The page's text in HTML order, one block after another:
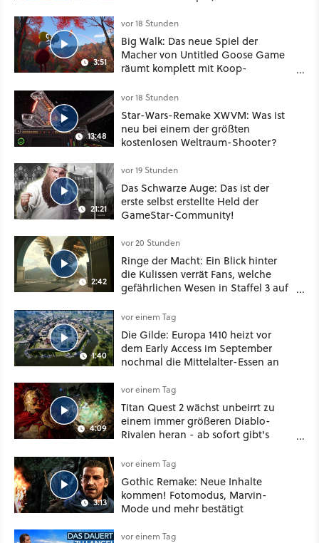
3:51
vor 18 Stunden
Big Walk: Das neue Spiel der
Macher von Untitled Goose Game
räumt komplett mit Koop-
13:48
vor 18 Stunden
Star-Wars-Remake XWVM: Was ist
neu bei einem der größten
kostenlosen Weltraum-Shooter?
21:21
vor 19 Stunden
Das Schwarze Auge: Das ist der
erste selbst erstellte Held der
GameStar-Community!
2:42
vor 20 Stunden
Ringe der Macht: Ein Blick hinter
die Kulissen verrät Fans, welche
gefährlichen Wesen in Staffel 3 auf
1:40
vor einem Tag
Die Gilde: Europa 1410 heizt vor
dem Early Access im September
nochmal die Mittelalter-Essen an
4:09
vor einem Tag
Titan Quest 2 wächst unbeirrt zu
einem immer größeren Diablo-
Rivalen heran - ab sofort gibt's
Klasse
3:13
vor einem Tag
Gothic Remake: Neue Inhalte
kommen! Fotomodus, Marvin-
Mode und mehr bestätigt
vor einem Tag